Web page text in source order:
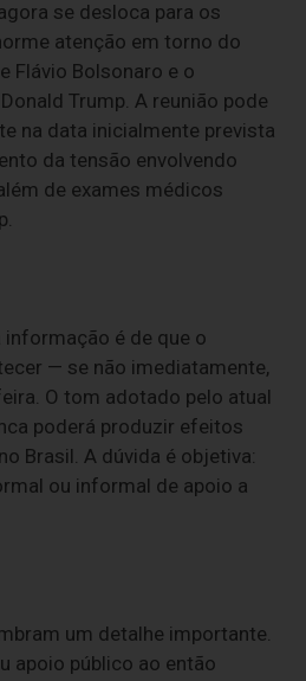
se desloca para os
atenção em torno do
Flávio Bolsonaro e o
Trump. A reunião pode
na data inicialmente prevista
da tensão envolvendo
de exames médicos
informação é de que o
— se não imediatamente,
O tom adotado pelo atual
poderá produzir efeitos
Brasil. A dúvida é objetiva:
ou informal de apoio a
um detalhe importante.
apoio público ao então